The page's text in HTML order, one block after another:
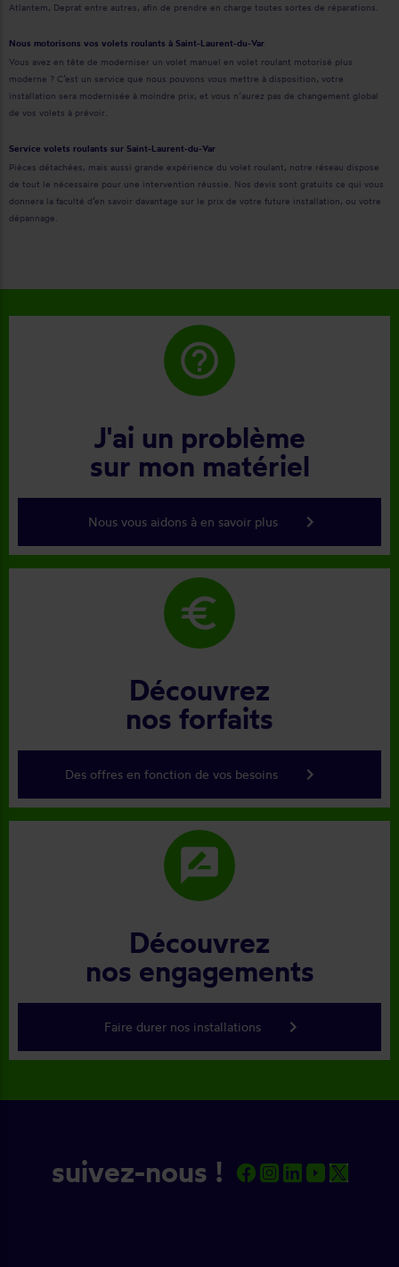
Atlantem, Deprat entre autres, afin de prendre en charge toutes sortes de réparations.
Nous motorisons vos volets roulants à Saint-Laurent-du-Var
Vous avez en tête de moderniser un volet manuel en volet roulant motorisé plus
moderne ? C’est un service que nous pouvons vous mettre à disposition, votre
installation sera modernisée à moindre prix, et vous n’aurez pas de changement global
de vos volets à prévoir.
Service volets roulants sur Saint-Laurent-du-Var
Pièces détachées, mais aussi grande expérience du volet roulant, notre réseau dispose
de tout le nécessaire pour une intervention réussie. Nos devis sont gratuits ce qui vous
donnera la faculté d’en savoir davantage sur le prix de votre future installation, ou votre
dépannage.
help_outline
J'ai un problème
sur mon matériel
Nous vous aidons à en savoir plus keyboard_arrow_right
euro
Découvrez
nos forfaits
Des offres en fonction de vos besoins keyboard_arrow_right
rate_review
Découvrez
nos engagements
Faire durer nos installations keyboard_arrow_right
suivez-nous !